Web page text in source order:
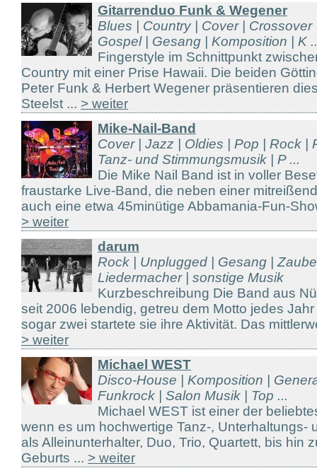
Gitarrenduo Funk & Wegener
Blues | Country | Cover |
Gospel | Gesang | Komposition | K
Fingerstyle im Schnittpunkt
Country mit einer Prise Hawaii. Die beiden
Peter Funk & Herbert Wegener präsentieren
Steelst ... > weiter
Mike-Nail-Band
Cover | Jazz | Oldies | Pop | Rock |
Tanz- und Stimmungsmusik | P ...
Die Mike Nail Band ist in voller
fraustarke Live-Band, die neben einer
auch eine etwa 45minütige Abbamania-Fun-
> weiter
darum
Rock | Unplugged | Gesang |
Liedermacher | sonstige Musik
Kurzbeschreibung Die Band aus
seit 2006 lebendig, getreu dem Motto jedes
sogar zwei startete sie ihre Aktivität. Das
> weiter
Michael WEST
Disco-House | Komposition |
Funkrock | Salon Musik | Top ...
Michael WEST ist einer der
wenn es um hochwertige Tanz-, Unterhaltungs-
als Alleinunterhalter, Duo, Trio, Quartett, bis hin
Geburts ... > weiter